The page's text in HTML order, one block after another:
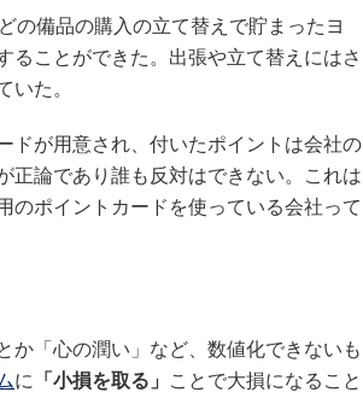
備品の購入の立て替えで貯まったヨ
ることができた。出張や立て替えにはさ
いた。
が用意され、付いたポイントは会社の
正論であり誰も反対はできない。これは
のポイントカードを使っている会社って
「心の潤い」など、数値化できないも
に 「小損を取る」
ことで大損になること